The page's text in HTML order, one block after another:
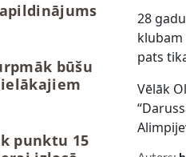
būšu
punktu 15
28
pats
Vēlāk